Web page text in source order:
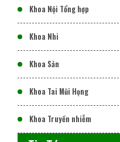
Khoa Nội Tổng hợp
Khoa Nhi
Khoa Sản
Khoa Tai Mũi Họng
Khoa Truyền nhiễm